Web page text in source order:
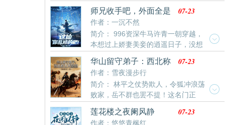
个孩子啊！”…传闻，世上有一混沌仙狱，横震诸天，关
押上古九大仙尊。有镇压一代绝世枪圣，一枪可斩日
月，灭星辰。有万古长河第一丹师，摩柯丹帝。有无上
阵法大帝，玉指一点，绝阵成，葬诸天。……一代妖孽
石开，身怀至尊仙脉，同辈无敌，却惨遭玄天宗宗主污
蔑，剥离血脉，挖去丹田
师兄收手吧，外面全是
师尊！
作者：一沉不然
07-23
简介： 996资深牛马许青一朝穿越，
本想过上娇妻美妾的逍遥日子，没想
到被宗主虞红裳带入修仙界顶尖宗门成为亲传弟子,谁知
道许青进宗门不仅得照顾师妹，还外带一条狗，无奈之
下许青只能当起了文抄公。直到有一天。许青剑指一个
绝美的女子，发誓绝不进小黑屋当禁脔。“放肆，我是你
师尊！”“就算师尊也什么？”
华山留守弟子：西北称
王灭鞑靼
作者：雪夜漫步行
07-23
简介： 林平之仗势欺人，令狐冲浪荡
败家，岳不群也罢不提！这名门正
派，这江湖，终归太小！华山之巅得前人遗刻，玉箫、
弹指尽归我手！既然华山不容我，那我便远走西北，另
莲花楼之夜阑风静
作者：悠悠青枫红
07-23